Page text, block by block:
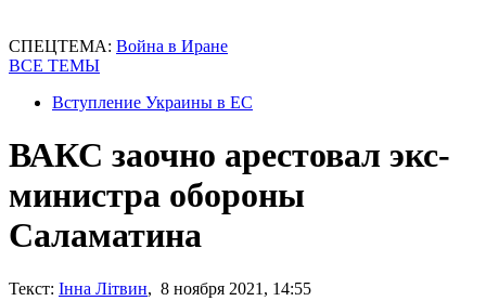
СПЕЦТЕМА: Война в Иране
ВСЕ ТЕМЫ
Вступление Украины в ЕС
ВАКС заочно арестовал экс-
министра обороны
Саламатина
Текст: Інна Літвин, 8 ноября 2021, 14:55